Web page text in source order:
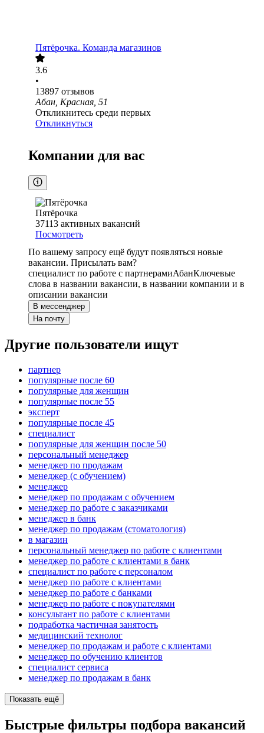
Пятёрочка. Команда магазинов
3.6
•
13897 отзывов
Абан, Красная, 51
Откликнитесь среди первых
Откликнуться
Компании для вас
Пятёрочка
37113 активных вакансий
Посмотреть
По вашему запросу ещё будут появляться новые
вакансии. Присылать вам?
специалист по работе с партнерамиАбанКлючевые
слова в названии вакансии, в названии компании и в
описании вакансии
В мессенджер
На почту
Другие пользователи ищут
партнер
популярные после 60
популярные для женщин
популярные после 55
эксперт
популярные после 45
специалист
популярные для женщин после 50
персональный менеджер
менеджер по продажам
менеджер (с обучением)
менеджер
менеджер по продажам с обучением
менеджер по работе с заказчиками
менеджер в банк
менеджер по продажам (стоматология)
в магазин
персональный менеджер по работе с клиентами
менеджер по работе с клиентами в банк
специалист по работе с персоналом
менеджер по работе с клиентами
менеджер по работе с банками
менеджер по работе с покупателями
консультант по работе с клиентами
подработка частичная занятость
медицинский технолог
менеджер по продажам и работе с клиентами
менеджер по обучению клиентов
специалист сервиса
менеджер по продажам в банк
Показать ещё
Быстрые фильтры подбора вакансий